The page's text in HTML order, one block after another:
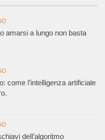
amarsi a lungo non basta
come l’intelligenza artificiale
dell’algoritmo